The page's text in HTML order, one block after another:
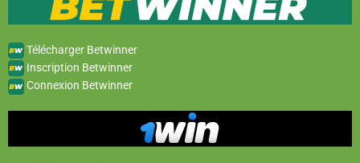
Télécharger Betwinner
Inscription Betwinner
Connexion Betwinner